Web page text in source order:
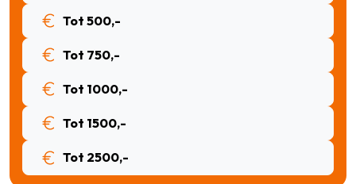
Tot 500,-
Tot 750,-
Tot 1000,-
Tot 1500,-
Tot 2500,-